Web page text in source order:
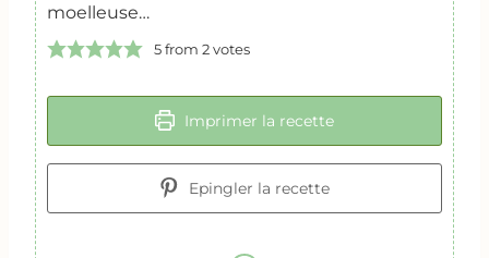
moelleuse…
5from 2votes
Imprimer la recette
Epingler la recette